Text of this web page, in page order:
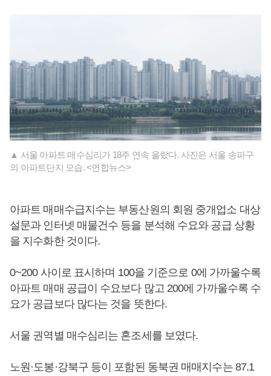
▲ 서울 아파트 매수심리가 18주 연속 올랐다. 사진은 서울 송파구
의 아파트단지 모습. <연합뉴스>
아파트 매매수급지수는 부동산원의 회원 중개업소 대상
설문과 인터넷 매물건수 등을 분석해 수요와 공급 상황
을 지수화한 것이다.
0~200 사이로 표시하며 100을 기준으로 0에 가까울수록
아파트 매매 공급이 수요보다 많고 200에 가까울수록 수
요가 공급보다 많다는 것을 뜻한다.
서울 권역별 매수심리는 혼조세를 보였다.
노원·도봉·강북구 등이 포함된 동북권 매매지수는 87.1